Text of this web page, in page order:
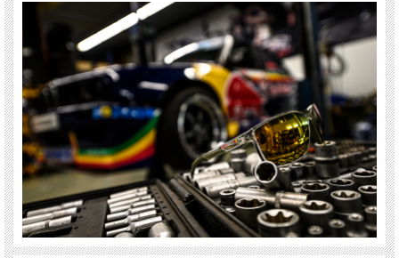
ラウンド / 8カーブ
ポラライズド（偏光）レンズ
ポラライズドレンズは、スポーツやレジャーの際に特に有効なレンズです。まぶし
い光の反射を抑え、コントラストを高め、色の認識を向上させます。
おすすめの顔の形： 丸型顔、または卵型顔
SLC（シームレス・レンズ・コンストラクション）
レンズとフレームの接続箇所は段差の無いスムーズな設計を行いました。 これに
より、強い風もスムーズ流すことが可能に。SLC（シームレス・レンズ・コンスト
ラクション）は、特に空気力学的に優れたフロントを生み出します。
性別：男性向け